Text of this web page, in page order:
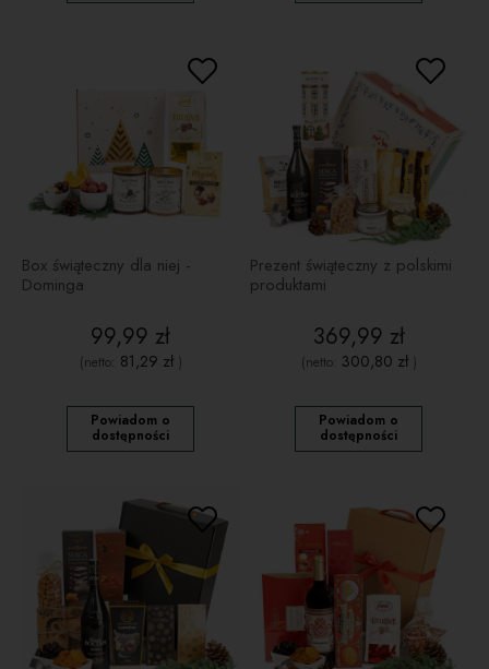
Box świąteczny dla niej -
Dominga
99,99 zł
(netto: 81,29 zł)
Powiadom o
dostępności
Prezent świąteczny z polskimi
produktami
369,99 zł
(netto: 300,80 zł)
Powiadom o
dostępności